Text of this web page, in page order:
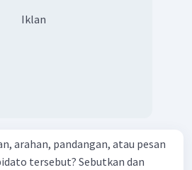
Iklan
arahan, pandangan, atau pesan
tersebut? Sebutkan dan